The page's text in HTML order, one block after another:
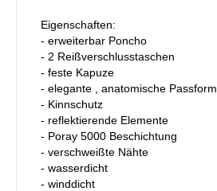
Eigenschaften:
- erweiterbar Poncho
- 2 Reißverschlusstaschen
- feste Kapuze
- elegante , anatomische Passform
- Kinnschutz
- reflektierende Elemente
- Poray 5000 Beschichtung
- verschweißte Nähte
- wasserdicht
- winddicht